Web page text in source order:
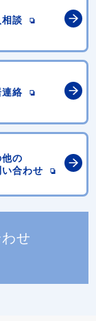
相談
絡
他の
い合わせ
せ